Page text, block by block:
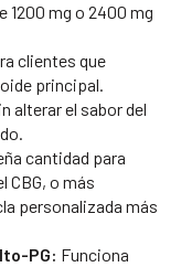
1200 mg o 2400 mg
clientes que
principal.
alterar el sabor del
cantidad para
CBG, o más
personalizada más
PG: Funciona